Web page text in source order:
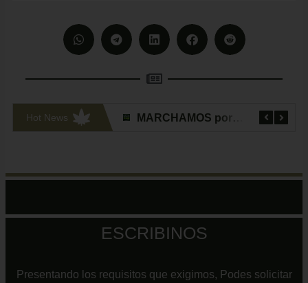
Hot News FECCA en ExpoCannabis 2023
ESCRIBINOS
Presentando los requisitos que exigimos, Podes solicitar